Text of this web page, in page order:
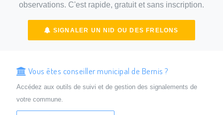
observations. C'est rapide, gratuit et sans inscription.
SIGNALER UN NID OU DES FRELONS
Vous êtes conseiller municipal de Bernis ?
Accédez aux outils de suivi et de gestion des signalements de
votre commune.